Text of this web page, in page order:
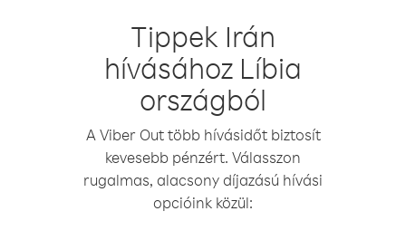
Tippek Irán
hívásához Líbia
országból
A Viber Out több hívásidőt biztosít
kevesebb pénzért. Válasszon
rugalmas, alacsony díjazású hívási
opcióink közül: